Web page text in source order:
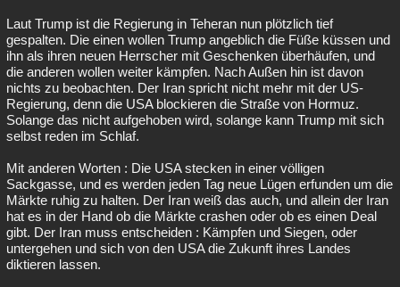
Laut Trump ist die Regierung in Teheran nun plötzlich tief
gespalten. Die einen wollen Trump angeblich die Füße küssen und
ihn als ihren neuen Herrscher mit Geschenken überhäufen, und
die anderen wollen weiter kämpfen. Nach Außen hin ist davon
nichts zu beobachten. Der Iran spricht nicht mehr mit der US-
Regierung, denn die USA blockieren die Straße von Hormuz.
Solange das nicht aufgehoben wird, solange kann Trump mit sich
selbst reden im Schlaf.
Mit anderen Worten : Die USA stecken in einer völligen
Sackgasse, und es werden jeden Tag neue Lügen erfunden um die
Märkte ruhig zu halten. Der Iran weiß das auch, und allein der Iran
hat es in der Hand ob die Märkte crashen oder ob es einen Deal
gibt. Der Iran muss entscheiden : Kämpfen und Siegen, oder
untergehen und sich von den USA die Zukunft ihres Landes
diktieren lassen.